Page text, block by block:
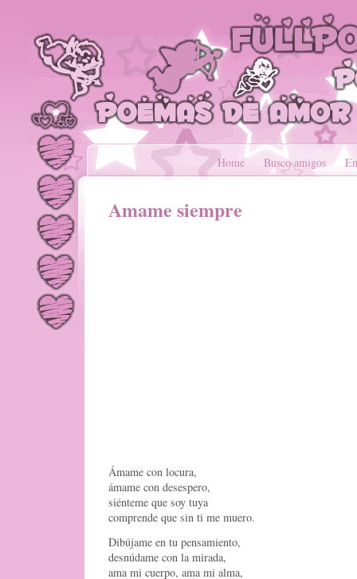
Home Busco amigos
Amame siempre
Ámame con locura,
ámame con desespero,
siénteme que soy tuya
comprende que sin ti me muero.
Dibújame en tu pensamiento,
desnúdame con la mirada,
ama mi cuerpo, ama mi alma,